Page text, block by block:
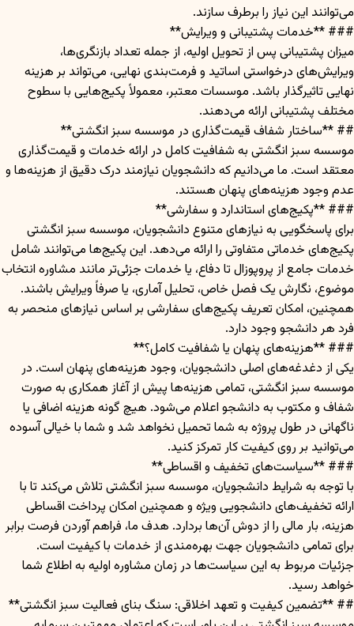
می‌توانند این نیاز را برطرف سازند.
### **خدمات پشتیبانی و ویرایش**
میزان پشتیبانی پس از تحویل اولیه، از جمله تعداد بازنگری‌ها،
ویرایش‌های درخواستی اساتید و فرمت‌بندی نهایی، می‌تواند بر هزینه
نهایی تاثیرگذار باشد. موسسات معتبر، معمولاً پکیج‌هایی با سطوح
مختلف پشتیبانی ارائه می‌دهند.
## **ساختار شفاف قیمت‌گذاری در موسسه سبز انگشتی**
موسسه سبز انگشتی به شفافیت کامل در ارائه خدمات و قیمت‌گذاری
معتقد است. ما می‌دانیم که دانشجویان نیازمند درک دقیق از هزینه‌ها و
عدم وجود هزینه‌های پنهان هستند.
### **پکیج‌های استاندارد و سفارشی**
برای پاسخگویی به نیازهای متنوع دانشجویان، موسسه سبز انگشتی
پکیج‌های خدماتی متفاوتی را ارائه می‌دهد. این پکیج‌ها می‌توانند شامل
خدمات جامع از پروپوزال تا دفاع، یا خدمات جزئی‌تر مانند مشاوره انتخاب
موضوع، نگارش یک فصل خاص، تحلیل آماری، یا صرفاً ویرایش باشند.
همچنین، امکان تعریف پکیج‌های سفارشی بر اساس نیازهای منحصر به
فرد هر دانشجو وجود دارد.
### **هزینه‌های پنهان یا شفافیت کامل؟**
یکی از دغدغه‌های اصلی دانشجویان، وجود هزینه‌های پنهان است. در
موسسه سبز انگشتی، تمامی هزینه‌ها پیش از آغاز همکاری به صورت
شفاف و مکتوب به دانشجو اعلام می‌شود. هیچ گونه هزینه اضافی یا
ناگهانی در طول پروژه به شما تحمیل نخواهد شد و شما با خیالی آسوده
می‌توانید بر روی کیفیت کار تمرکز کنید.
### **سیاست‌های تخفیف و اقساطی**
با توجه به شرایط دانشجویان، موسسه سبز انگشتی تلاش می‌کند تا با
ارائه تخفیف‌های دانشجویی ویژه و همچنین امکان پرداخت اقساطی
هزینه، بار مالی را از دوش آن‌ها بردارد. هدف ما، فراهم آوردن فرصت برابر
برای تمامی دانشجویان جهت بهره‌مندی از خدمات با کیفیت است.
جزئیات مربوط به این سیاست‌ها در زمان مشاوره اولیه به اطلاع شما
خواهد رسید.
## **تضمین کیفیت و تعهد اخلاقی: سنگ بنای فعالیت سبز انگشتی**